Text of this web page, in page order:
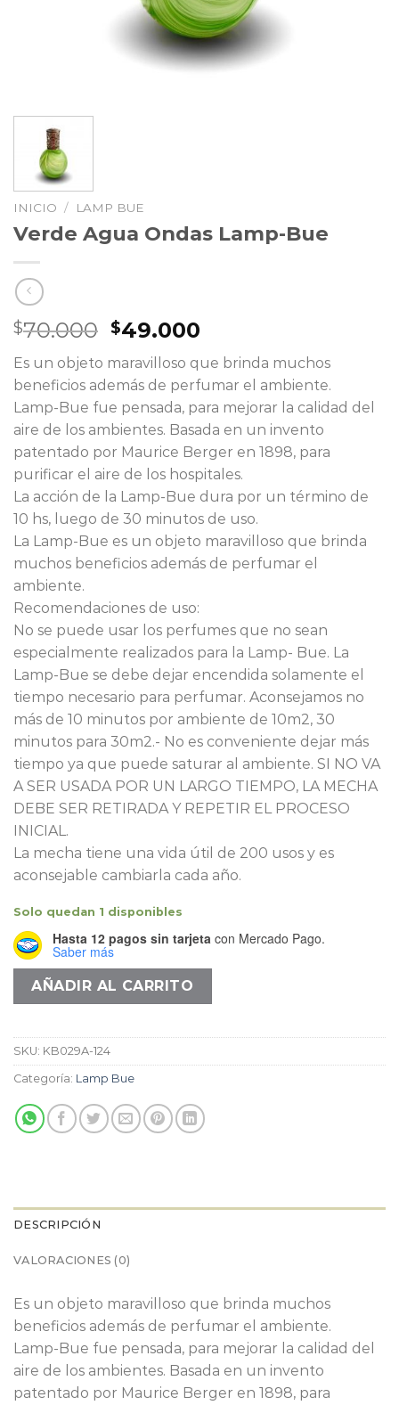
INICIO / LAMP BUE
Verde Agua Ondas Lamp-Bue
$70.000 El
precio
original
era:
$70.000.
$49.000
precio
actual
es:
$49.000.
Es un objeto maravilloso que brinda muchos
beneficios además de perfumar el ambiente.
Lamp-Bue fue pensada, para mejorar la calidad del
aire de los ambientes. Basada en un invento
patentado por Maurice Berger en 1898, para
purificar el aire de los hospitales.
La acción de la Lamp-Bue dura por un término de
10 hs, luego de 30 minutos de uso.
La Lamp-Bue es un objeto maravilloso que brinda
muchos beneficios además de perfumar el
ambiente.
Recomendaciones de uso:
No se puede usar los perfumes que no sean
especialmente realizados para la Lamp- Bue. La
Lamp-Bue se debe dejar encendida solamente el
tiempo necesario para perfumar. Aconsejamos no
más de 10 minutos por ambiente de 10m2, 30
minutos para 30m2.- No es conveniente dejar más
tiempo ya que puede saturar al ambiente. SI NO VA
A SER USADA POR UN LARGO TIEMPO, LA MECHA
DEBE SER RETIRADA Y REPETIR EL PROCESO
INICIAL.
La mecha tiene una vida útil de 200 usos y es
aconsejable cambiarla cada año.
Solo quedan 1 disponibles
Hasta 12 pagos sin tarjeta con Mercado Pago.
Saber más
AÑADIR AL CARRITO
SKU: KB029A-124
Categoría: Lamp Bue
DESCRIPCIÓN
VALORACIONES (0)
Es un objeto maravilloso que brinda muchos
beneficios además de perfumar el ambiente.
Lamp-Bue fue pensada, para mejorar la calidad del
aire de los ambientes. Basada en un invento
patentado por Maurice Berger en 1898, para